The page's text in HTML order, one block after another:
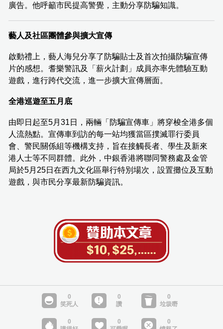
廣告。他呼籲市民提高警覺，主動分享防騙知識。
藝人及社區團體參與擴大宣傳
啟動禮上，藝人海兒分享了防騙貼士及首次拍攝防騙宣傳
片的感想。耆樂警訊及「薪火計劃」成員亦率先體驗互動
遊戲，進行跨代交流，進一步擴大宣傳層面。
全港巡遊至五月底
由即日起至5月31日，兩輛「防騙宣傳車」將穿梭全港多個
人流熱點。宣傳車到訪的每一站均獲當區撲滅罪行委員
會、警民關係組等機構支持，旨在接觸長者、學生及新來
港人士等不同群體。此外，中銀香港將聯同警務處及金管
局於5月25日在西九文化區舉行特別場次，設置攤位及互動
遊戲，與市民分享最新防騙資訊。